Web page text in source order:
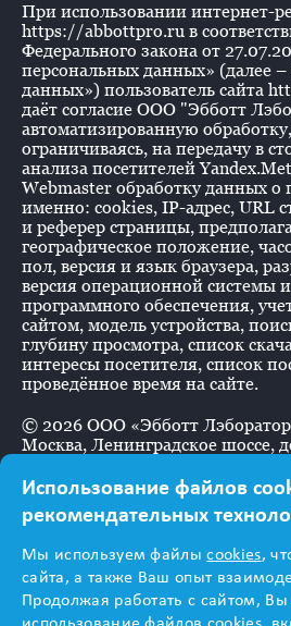
При использовании интернет-
https://abbottpro.ru в
Федерального закона от
персональных данных» (далее
данных») пользователь сайта
даёт согласие ООО "Эбботт
автоматизированную
ограничиваясь, на передачу в
анализа посетителей
Webmaster обработку данных о
именно: cookies, IP-адрес, URL
и реферер страницы,
географическое положение,
пол, версия и язык браузера,
версия операционной системы
программного обеспечения,
сайтом, модель устройства,
глубину просмотра, список
интересы посетителя, список
проведённое время на сайте.
© 2026 ООО «Эбботт
Москва, Ленинградское шоссе,
Информация
Использование файлов
рекомендательных
Мы используем файлыcookies,
сайта, а также Ваш опыт
Продолжая работать с сайтом, Вы